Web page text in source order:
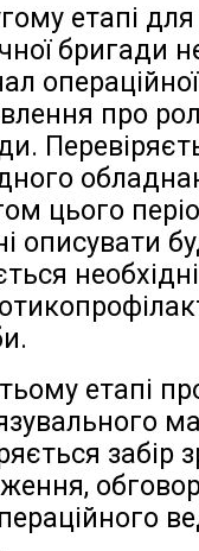
етапі для
про
цього
описувати
етапі
забір